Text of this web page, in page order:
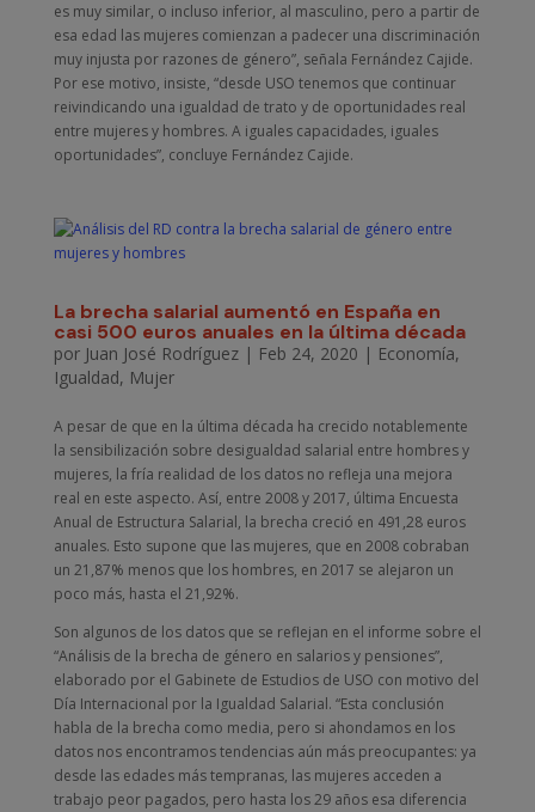
es muy similar, o incluso inferior, al masculino, pero a partir de
esa edad las mujeres comienzan a padecer una discriminación
muy injusta por razones de género”, señala Fernández Cajide.
Por ese motivo, insiste, “desde USO tenemos que continuar
reivindicando una igualdad de trato y de oportunidades real
entre mujeres y hombres. A iguales capacidades, iguales
oportunidades”, concluye Fernández Cajide.
La brecha salarial aumentó en España en
casi 500 euros anuales en la última década
por Juan José Rodríguez| Feb 24, 2020 | Economía,
Igualdad, Mujer
A pesar de que en la última década ha crecido notablemente
la sensibilización sobre desigualdad salarial entre hombres y
mujeres, la fría realidad de los datos no refleja una mejora
real en este aspecto. Así, entre 2008 y 2017, última Encuesta
Anual de Estructura Salarial, la brecha creció en 491,28 euros
anuales. Esto supone que las mujeres, que en 2008 cobraban
un 21,87% menos que los hombres, en 2017 se alejaron un
poco más, hasta el 21,92%.
Son algunos de los datos que se reflejan en el informe sobre el
“Análisis de la brecha de género en salarios y pensiones”,
elaborado por el Gabinete de Estudios de USO con motivo del
Día Internacional por la Igualdad Salarial. “Esta conclusión
habla de la brecha como media, pero si ahondamos en los
datos nos encontramos tendencias aún más preocupantes: ya
desde las edades más tempranas, las mujeres acceden a
trabajo peor pagados, pero hasta los 29 años esa diferencia